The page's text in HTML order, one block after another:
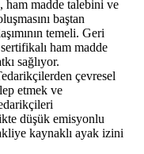
ham madde talebini ve
baştan
temeli. Geri
ham madde
sağlıyor.
çevresel
etmek ve
düşük emisyonlu
kaynaklı ayak izini